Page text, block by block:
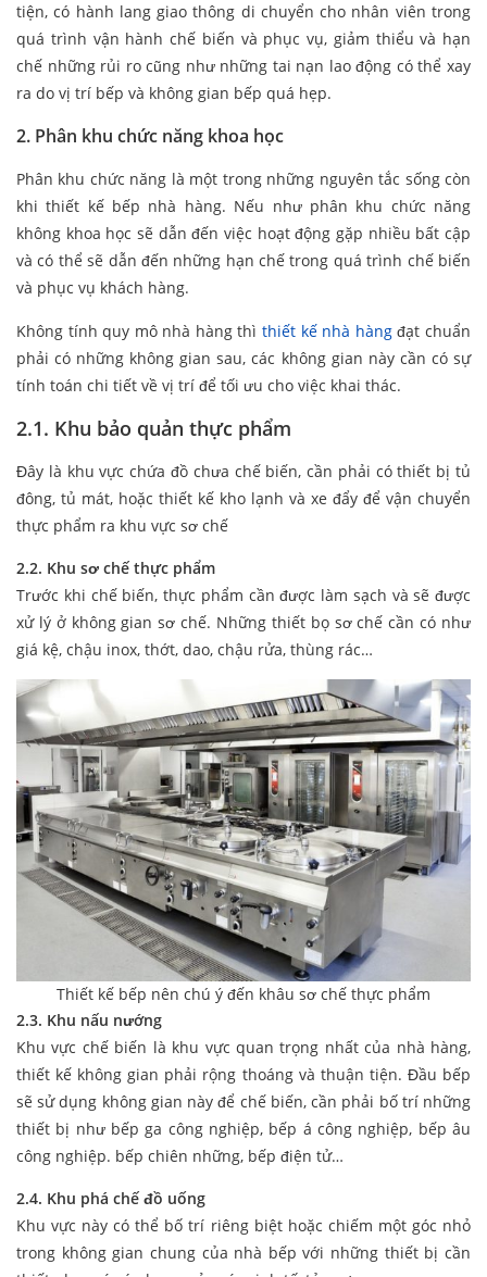
tiện, có hành lang giao thông di chuyển cho nhân viên trong
quá trình vận hành chế biến và phục vụ, giảm thiểu và hạn
chế những rủi ro cũng như những tai nạn lao động có thể xay
ra do vị trí bếp và không gian bếp quá hẹp.
2. Phân khu chức năng khoa học
Phân khu chức năng là một trong những nguyên tắc sống còn
khi thiết kế bếp nhà hàng. Nếu như phân khu chức năng
không khoa học sẽ dẫn đến việc hoạt động gặp nhiều bất cập
và có thể sẽ dẫn đến những hạn chế trong quá trình chế biến
và phục vụ khách hàng.
Không tính quy mô nhà hàng thìthiết kế nhà hàngđạt chuẩn
phải có những không gian sau, các không gian này cần có sự
tính toán chi tiết về vị trí để tối ưu cho việc khai thác.
2.1. Khu bảo quản thực phẩm
Đây là khu vực chứa đồ chưa chế biến, cần phải có thiết bị tủ
đông, tủ mát, hoặc thiết kế kho lạnh và xe đẩy để vận chuyển
thực phẩm ra khu vực sơ chế
2.2. Khu sơ chế thực phẩm
Trước khi chế biến, thực phẩm cần được làm sạch và sẽ được
xử lý ở không gian sơ chế. Những thiết bọ sơ chế cần có như
giá kệ, chậu inox, thớt, dao, chậu rửa, thùng rác…
Thiết kế bếp nên chú ý đến khâu sơ chế thực phẩm
2.3. Khu nấu nướng
Khu vực chế biến là khu vực quan trọng nhất của nhà hàng,
thiết kế không gian phải rộng thoáng và thuận tiện. Đầu bếp
sẽ sử dụng không gian này để chế biến, cần phải bố trí những
thiết bị như bếp ga công nghiệp, bếp á công nghiệp, bếp âu
công nghiệp. bếp chiên những, bếp điện tử…
2.4. Khu phá chế đồ uống
Khu vực này có thể bố trí riêng biệt hoặc chiếm một góc nhỏ
trong không gian chung của nhà bếp với những thiết bị cần